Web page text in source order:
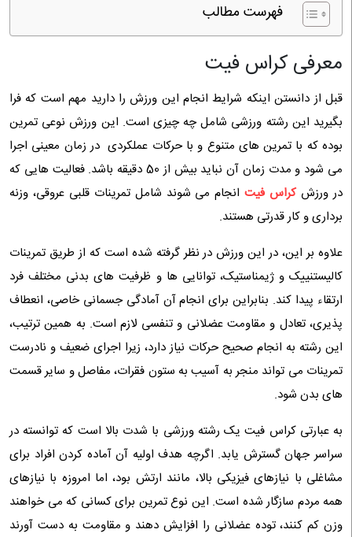
فهرست مطالب
معرفی کراس فیت
قبل از دانستن اینکه شرایط انجام این ورزش را دارید مهم است که فرا
بگیرید این رشته ورزشی شامل چه چیزی است. این ورزش نوعی تمرین
بوده که با تمرین ‌های متنوع و با حرکات عملکردی در زمان معینی اجرا
می ‌شود و مدت زمان آن نباید بیش از 50 دقیقه باشد. فعالیت هایی که
در ورزشکراس فیتانجام می شوند شامل تمرینات قلبی عروقی، وزنه
برداری و کار قدرتی هستند.
علاوه بر این، در این ورزش در نظر گرفته شده است که از طریق تمرینات
کالیستنییک و ژیمناستیک، توانایی‌ ها و ظرفیت‌ های بدنی مختلف فرد
ارتقاء پیدا کند. بنابراین برای انجام آن آمادگی جسمانی خاصی، انعطاف
پذیری، تعادل و مقاومت عضلانی و تنفسی لازم است. به همین ترتیب،
این رشته به انجام صحیح حرکات نیاز دارد، زیرا اجرای ضعیف و نادرست
تمرینات می تواند منجر به آسیب به ستون فقرات، مفاصل و سایر قسمت
های بدن شود.
به عبارتی کراس فیت یک رشته ورزشی با شدت بالا است که توانسته در
سراسر جهان گسترش یابد. اگرچه هدف اولیه آن آماده کردن افراد برای
مشاغلی با نیازهای فیزیکی بالا، مانند ارتش بود، اما امروزه با نیازهای
همه مردم سازگار شده است. این نوع تمرین برای کسانی که می خواهند
وزن کم کنند، توده عضلانی را افزایش دهند و مقاومت به دست آورند